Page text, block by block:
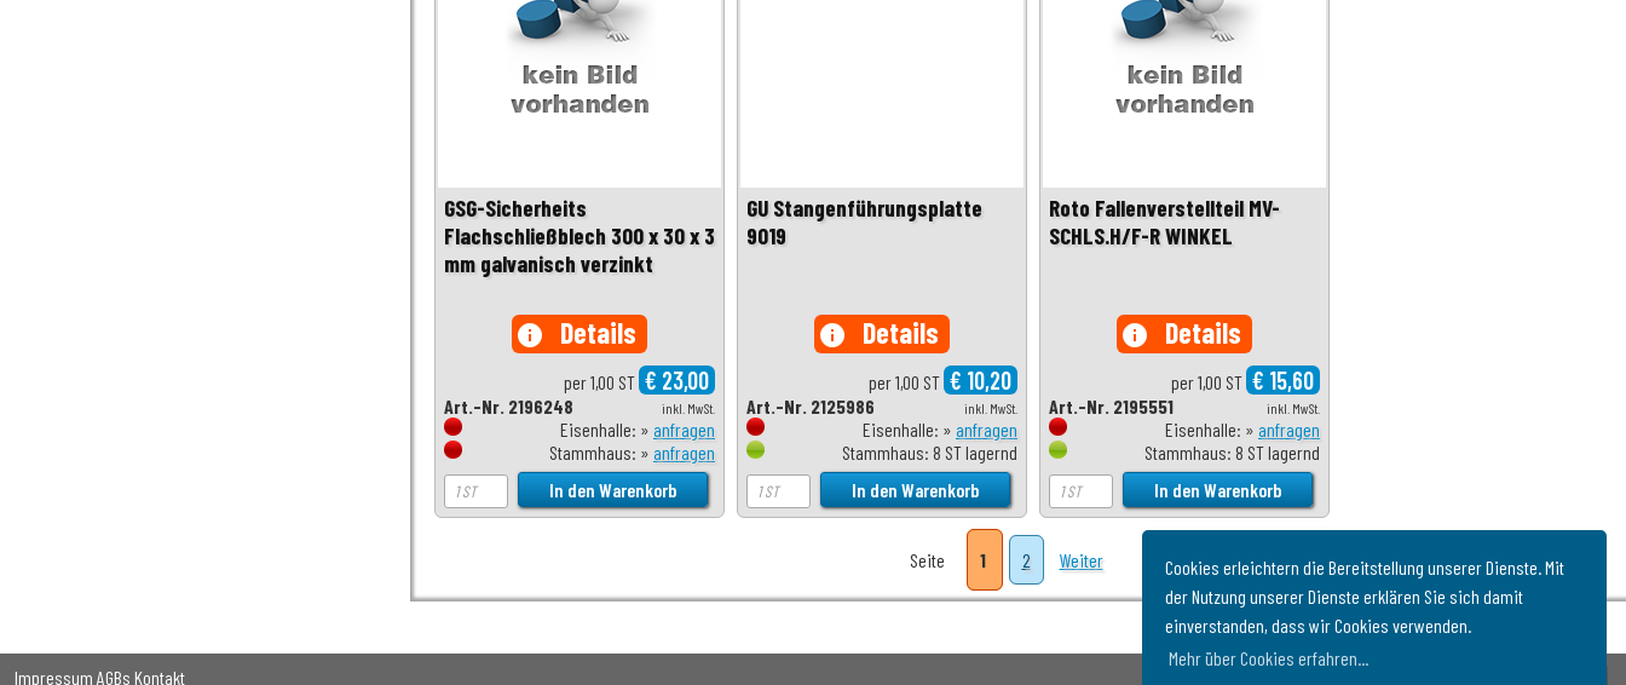
Cookies erleichtern die Bereitstellung unserer Dienste. Mit
der Nutzung unserer Dienste erklären Sie sich damit
einverstanden, dass wir Cookies verwenden.
Mehr über Cookies erfahren...
GSG-Sicherheits
Flachschließblech 300 x 30 x 3
mm galvanisch verzinkt
info Details
per 1,00 ST € 23,00
inkl. MwSt.
Art.-Nr. 2196248
Eisenhalle: » anfragen
Stammhaus: » anfragen
GU Stangenführungsplatte
9019
info Details
per 1,00 ST € 10,20
inkl. MwSt.
Art.-Nr. 2125986
Eisenhalle: » anfragen
Stammhaus: 8 ST lagernd
Roto Fallenverstellteil MV-
SCHLS.H/F-R WINKEL
info Details
per 1,00 ST € 15,60
inkl. MwSt.
Art.-Nr. 2195551
Eisenhalle: » anfragen
Stammhaus: 8 ST lagernd
Seite 1 2 Weiter
Impressum AGBs Kontakt